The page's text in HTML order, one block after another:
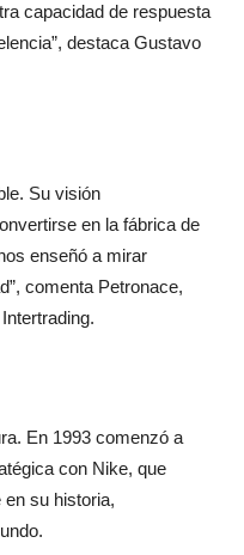
capacidad de respuesta
destaca Gustavo
Su visión
en la fábrica de
enseñó a mirar
comenta Petronace,
En 1993 comenzó a
con Nike, que
su historia,